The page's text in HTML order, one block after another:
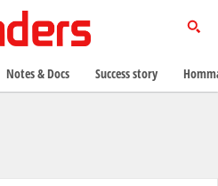
Notes & Docs Success story